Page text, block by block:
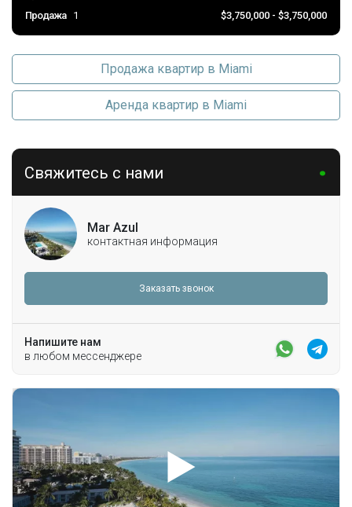
Продажа
1 $3,750,000 - $3,750,000
Продажа квартир в Miami
Аренда квартир в Miami
Свяжитесь с нами
Mar Azul
контактная информация
Заказать звонок
Напишите нам
в любом мессенджере